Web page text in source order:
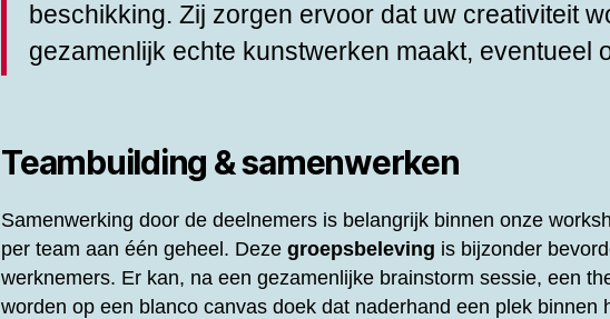
beschikking. Zij zorgen ervoor dat uw creativiteit
gezamenlijk echte kunstwerken maakt, eventueel
Teambuilding & samenwerken
Samenwerking door de deelnemers is belangrijk binnen onze
per team aan één geheel. Deze groepsbeleving is bijzonder
werknemers. Er kan, na een gezamenlijke brainstorm sessie, een
worden op een blanco canvas doek dat naderhand een plek binnen